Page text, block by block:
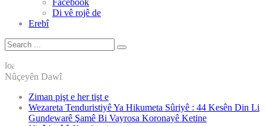
Facebook
Di vê rojê de
Nûçeyên Dawî
Ziman pişt e her tişt e
Wezareta Tenduristiyê Ya Hikumeta Sûriyê : 44 Kesên Din Li
Gundewarê Şamê Bi Vayrosa Koronayê Ketine